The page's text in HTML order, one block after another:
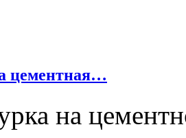
цементная…
на